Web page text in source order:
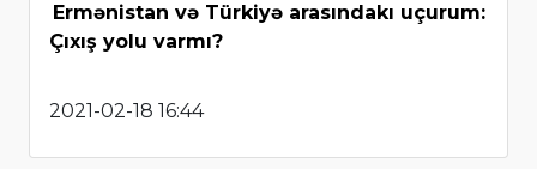
Ermənistan və Türkiyə arasındakı uçurum:
Çıxış yolu varmı?
2021-02-18 16:44